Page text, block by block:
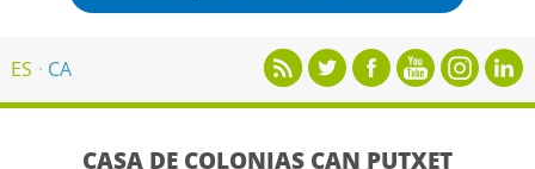
ES CA
CASA DE COLONIAS CAN PUTXET